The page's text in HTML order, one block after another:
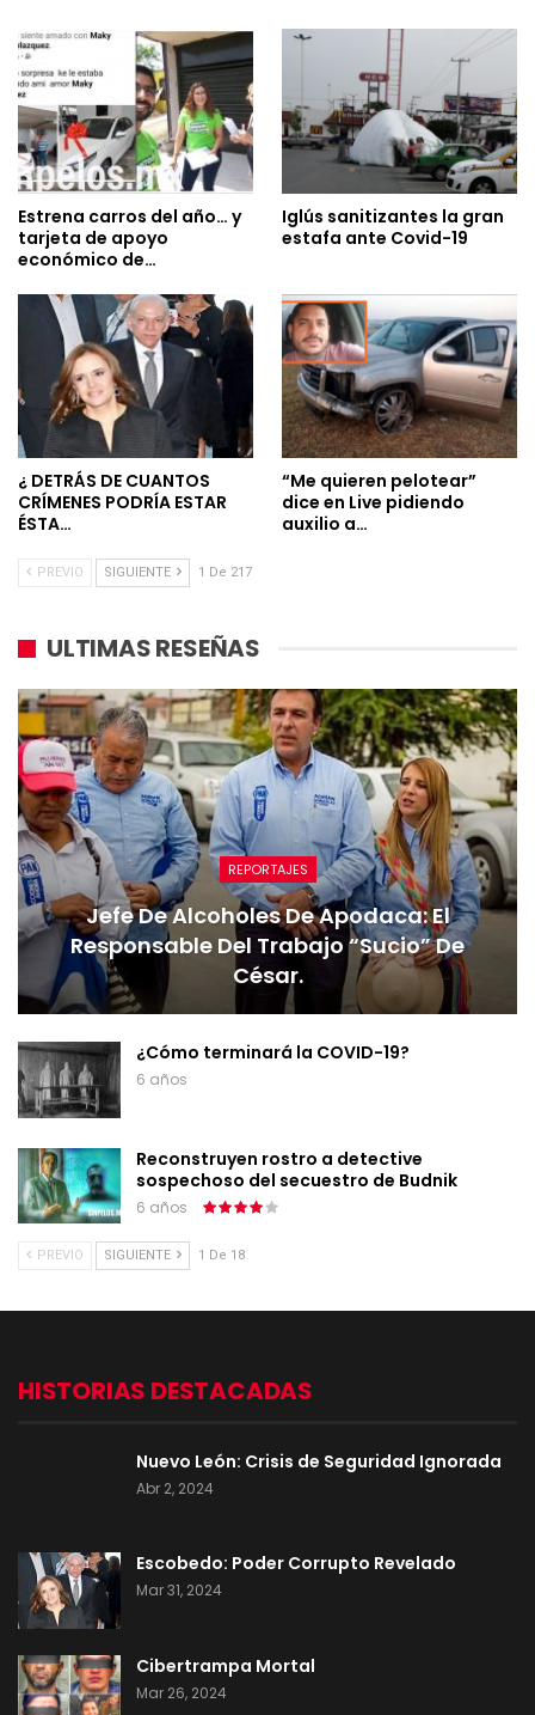
Estrena carros del año… y
tarjeta de apoyo
económico de…
Iglús sanitizantes la gran
estafa ante Covid-19
¿ DETRÁS DE CUANTOS
CRÍMENES PODRÍA ESTAR
ÉSTA…
“Me quieren pelotear”
dice en Live pidiendo
auxilio a…
PREVIO SIGUIENTE 1 De 217
ULTIMAS RESEÑAS
REPORTAJES
Jefe De Alcoholes De Apodaca: El
Responsable Del Trabajo “sucio” De
César.
¿Cómo terminará la COVID-19?
6 años
Reconstruyen rostro a detective
sospechoso del secuestro de Budnik
6 años
PREVIO SIGUIENTE 1 De 18
HISTORIAS DESTACADAS
Nuevo León: Crisis de Seguridad Ignorada
Abr 2, 2024
Escobedo: Poder Corrupto Revelado
Mar 31, 2024
Cibertrampa Mortal
Mar 26, 2024